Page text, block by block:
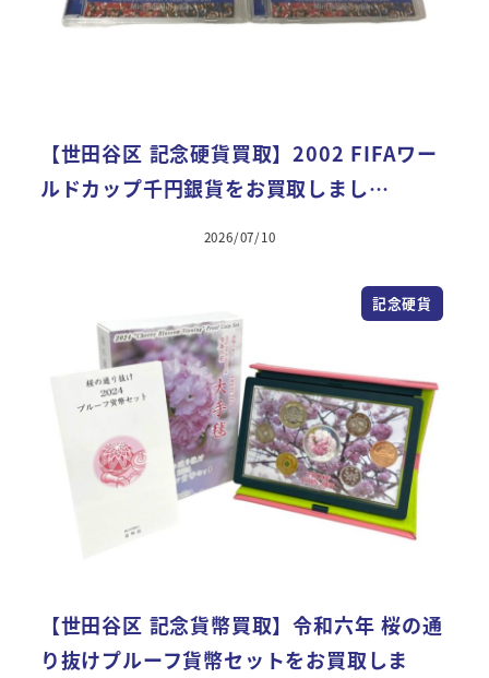
【世田谷区 記念硬貨買取】2002 FIFAワー
ルドカップ千円銀貨をお買取しまし…
2026/07/10
記念硬貨
【世田谷区 記念貨幣買取】令和六年 桜の通
り抜けプルーフ貨幣セットをお買取しま